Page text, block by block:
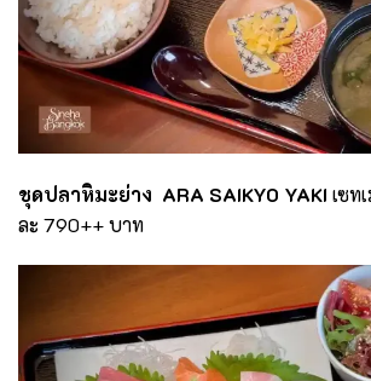
ชุดปลาหิมะย่าง ​ ARA SAIKYO YAKI เซท
ละ 790++ บาท